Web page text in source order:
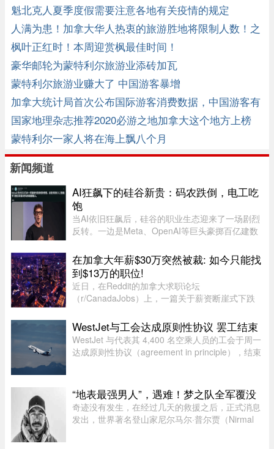
魁北克人夏季度假需要注意各地有关疫情的规定
人满为患！加拿大华人热衷的旅游胜地将限制人数！之
后想去更难了 ...
枫叶正红时！本周迎赏枫最佳时间！
豪华邮轮为蒙特利尔旅游业添砖加瓦
蒙特利尔旅游业赚大了 中国游客暴增
加拿大统计局首次公布国际游客消费数据，中国游客有
啥特点 ...
国家地理杂志推荐2020必游之地加拿大这个地方上榜
蒙特利尔一家人将在海上飘八个月
新闻频道
AI狂飙下的硅谷新贵：码农跌倒，电工吃
饱
当AI依旧狂飙后，硅谷的职业生态迎来了一场剧烈
反转。一边是Meta、OpenAI等巨头豪掷百亿建数
量培养技工；一边是大厂白领接连发起抗议，担忧
AI迭代吞噬自身岗位。曾经站 ...
在加拿大年薪$30万突然被裁: 如今只能找
到$13万的职位!
近日，在Reddit的加拿大求职论坛
（r/CanadaJobs）上，一篇关于薪资断崖式下跌
（OP）表示，自己刚被裁员，此前的年薪高达30
万加元，但如今重返求职市场时却无奈地发现，同
类岗 ...
WestJet与工会达成原则性协议 罢工结束
WestJet 与代表其 4,400 名空乘人员的工会于周一
达成原则性协议（agreement in principle），结束
“地表最强男人”，遇难！梦之队全军覆没
奇迹没有发生，在经过几天的救援之后，正式消息
发出，世界著名登山家尼尔马尔·普尔贾（Nirmal